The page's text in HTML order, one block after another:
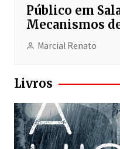
Público em
Mecanismos
Marcial Renato
Livros